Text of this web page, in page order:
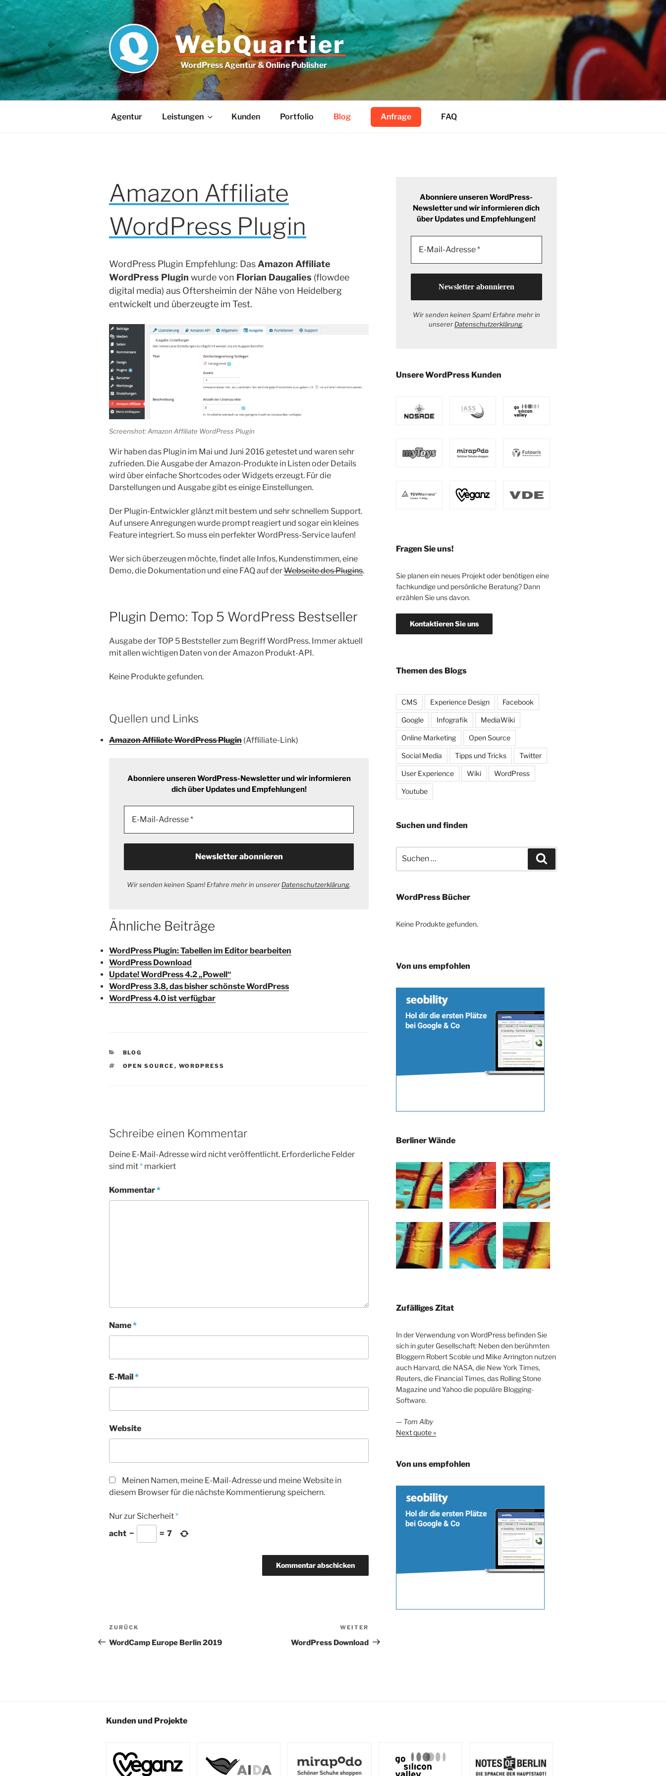
Zum
Inhalt
springen
WebQuartier
WordPress Agentur & Online Publisher
Agentur Leistungen Kunden Portfolio Blog Anfrage FAQ
Amazon Affiliate
WordPress Plugin
WordPress Plugin Empfehlung: Das Amazon Affiliate
WordPress Plugin wurde von Florian Daugalies (flowdee
digital media) aus Oftersheimin der Nähe von Heidelberg
entwickelt und überzeugte im Test.
Screenshot: Amazon Affiliate WordPress Plugin
Wir haben das Plugin im Mai und Juni 2016 getestet und waren sehr
zufrieden. Die Ausgabe der Amazon-Produkte in Listen oder Details
wird über einfache Shortcodes oder Widgets erzeugt. Für die
Darstellungen und Ausgabe gibt es einige Einstellungen.
Der Plugin-Entwickler glänzt mit bestem und sehr schnellem Support.
Auf unsere Anregungen wurde prompt reagiert und sogar ein kleines
Feature integriert. So muss ein perfekter WordPress-Service laufen!
Wer sich überzeugen möchte, findet alle Infos, Kundenstimmen, eine
Demo, die Dokumentation und eine FAQ auf derWebseite des Plugins.
Plugin Demo: Top 5 WordPress Bestseller
Ausgabe der TOP 5 Beststeller zum Begriff WordPress. Immer aktuell
mit allen wichtigen Daten von der Amazon Produkt-API.
Keine Produkte gefunden.
Quellen und Links
Amazon Affiliate WordPress Plugin (Affliliate-Link)
Abonniere unseren WordPress-Newsletter und wir informieren
dich über Updates und Empfehlungen!
Wir senden keinen Spam! Erfahre mehr in unserer Datenschutzerklärung.
Ähnliche Beiträge
WordPress Plugin: Tabellen im Editor bearbeiten
WordPress Download
Update! WordPress 4.2 „Powell“
WordPress 3.8, das bisher schönste WordPress
WordPress 4.0 ist verfügbar
KATEGORIEN
BLOG
SCHLAGWÖRTER
OPEN SOURCE , WORDPRESS
Schreibe einen Kommentar
Deine E-Mail-Adresse wird nicht veröffentlicht. Erforderliche Felder
sind mit* markiert
Kommentar*
Name*
E-Mail*
Website
Meinen Namen, meine E-Mail-Adresse und meine Website in
diesem Browser für die nächste Kommentierung speichern.
Nur zur Sicherheit*
acht − = 7
Beitrags-
Navigation
Vorheriger
Beitrag
ZURÜCK
WordCamp Europe Berlin 2019
Beitrag
WEITER
WordPress Download
Abonniere unseren WordPress-
Newsletter und wir informieren dich
über Updates und Empfehlungen!
Wir senden keinen Spam! Erfahre mehr in
unserer Datenschutzerklärung.
Unsere WordPress Kunden
Fragen Sie uns!
Sie planen ein neues Projekt oder benötigen eine
fachkundige und persönliche Beratung? Dann
erzählen Sie uns davon.
Kontaktieren Sie uns
Themen des Blogs
CMS Experience Design Facebook
Google Infografik MediaWiki
Online Marketing Open Source
Social Media Tipps und Tricks Twitter
User Experience Wiki WordPress
Youtube
Suchen und finden
nach:
WordPress Bücher
Keine Produkte gefunden.
Von uns empfohlen
Berliner Wände
Zufälliges Zitat
In der Verwendung von WordPress befinden Sie
sich in guter Gesellschaft: Neben den berühmten
Bloggern Robert Scoble und Mike Arrington nutzen
auch Harvard, die NASA, die New York Times,
Reuters, die Financial Times, das Rolling Stone
Magazine und Yahoo die populäre Blogging-
Software.
— Tom Alby
Next quote »
Von uns empfohlen
Kunden und Projekte